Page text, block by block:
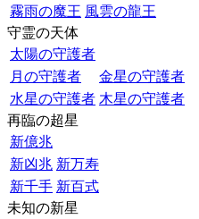
霧雨の魔王 風雲の龍王
守霊の天体
太陽の守護者
月の守護者
金星の守護者
水星の守護者 木星の守護者
再臨の超星
新億兆
新凶兆 新万寿
新千手 新百式
未知の新星